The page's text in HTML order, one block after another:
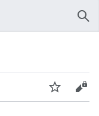
Следить